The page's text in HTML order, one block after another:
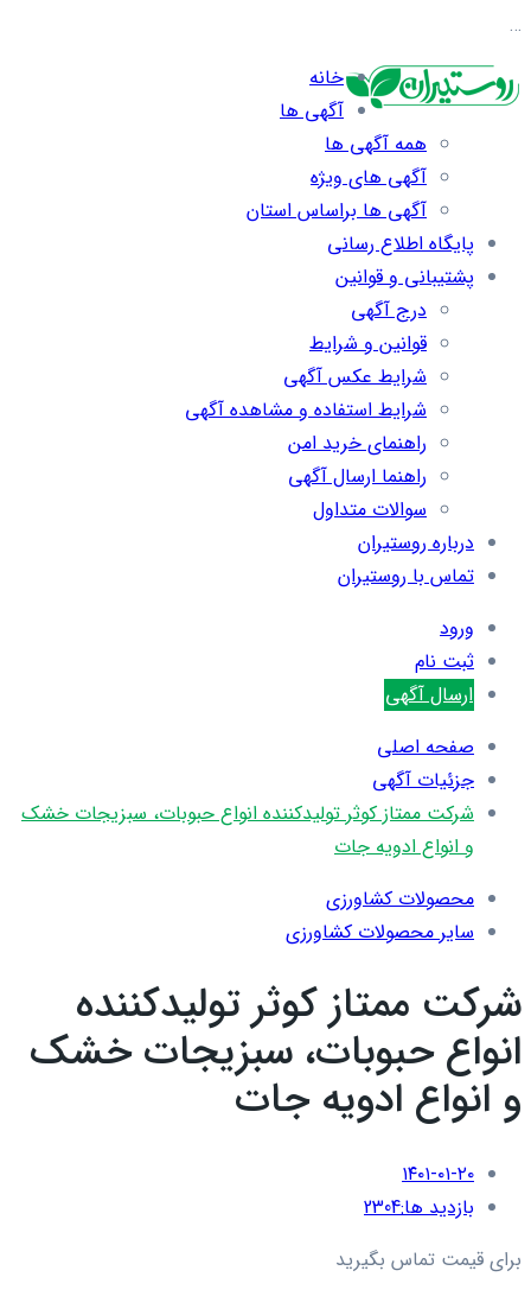
…
خانه
آگهی ها
همه آگهی ها
آگهی های ویژه
آگهی ها براساس استان
پایگاه اطلاع رسانی
پشتیبانی و قوانین
درج آگهی
قوانین و شرایط
شرایط عکس آگهی
شرایط استفاده و مشاهده آگهی
راهنمای خرید امن
راهنما ارسال آگهی
سوالات متداول
درباره روستیران
تماس با روستیران
ورود
ثبت نام
ارسال آگهی
صفحه اصلی
جزئیات آگهی
شرکت ممتاز کوثر تولیدکننده انواع حبوبات، سبزیجات خشک
و انواع ادویه جات
محصولات کشاورزی
سایر محصولات کشاورزی
شرکت ممتاز کوثر تولیدکننده
انواع حبوبات، سبزیجات خشک
و انواع ادویه جات
۱۴۰۱-۰۱-۲۰
بازدید ها:2304
برای قیمت تماس بگیرید